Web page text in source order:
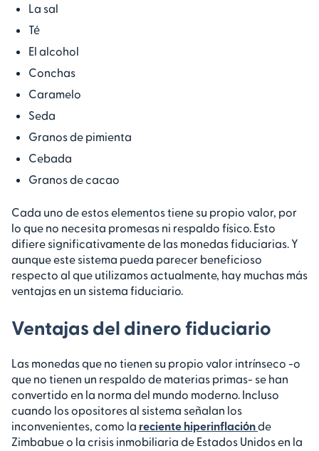
La sal
Té
El alcohol
Conchas
Caramelo
Seda
Granos de pimienta
Cebada
Granos de cacao
Cada uno de estos elementos tiene su propio valor, por
lo que no necesita promesas ni respaldo físico. Esto
difiere significativamente de las monedas fiduciarias. Y
aunque este sistema pueda parecer beneficioso
respecto al que utilizamos actualmente, hay muchas más
ventajas en un sistema fiduciario.
Ventajas del dinero fiduciario
Las monedas que no tienen su propio valor intrínseco -o
que no tienen un respaldo de materias primas- se han
convertido en la norma del mundo moderno. Incluso
cuando los opositores al sistema señalan los
inconvenientes, como la reciente hiperinflaciónde
Zimbabue o la crisis inmobiliaria de Estados Unidos en la